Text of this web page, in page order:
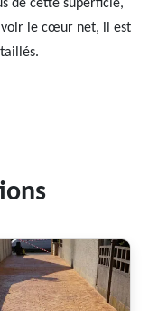
de cette superficie,
le cœur net, il est